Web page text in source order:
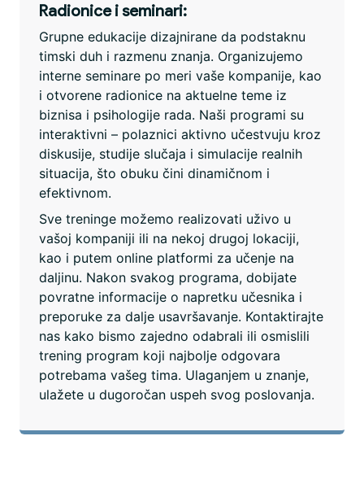
Radionice i seminari:
Grupne edukacije dizajnirane da podstaknu
timski duh i razmenu znanja. Organizujemo
interne seminare po meri vaše kompanije, kao
i otvorene radionice na aktuelne teme iz
biznisa i psihologije rada. Naši programi su
interaktivni – polaznici aktivno učestvuju kroz
diskusije, studije slučaja i simulacije realnih
situacija, što obuku čini dinamičnom i
efektivnom.
Sve treninge možemo realizovati uživo u
vašoj kompaniji ili na nekoj drugoj lokaciji,
kao i putem online platformi za učenje na
daljinu. Nakon svakog programa, dobijate
povratne informacije o napretku učesnika i
preporuke za dalje usavršavanje. Kontaktirajte
nas kako bismo zajedno odabrali ili osmislili
trening program koji najbolje odgovara
potrebama vašeg tima. Ulaganjem u znanje,
ulažete u dugoročan uspeh svog poslovanja.